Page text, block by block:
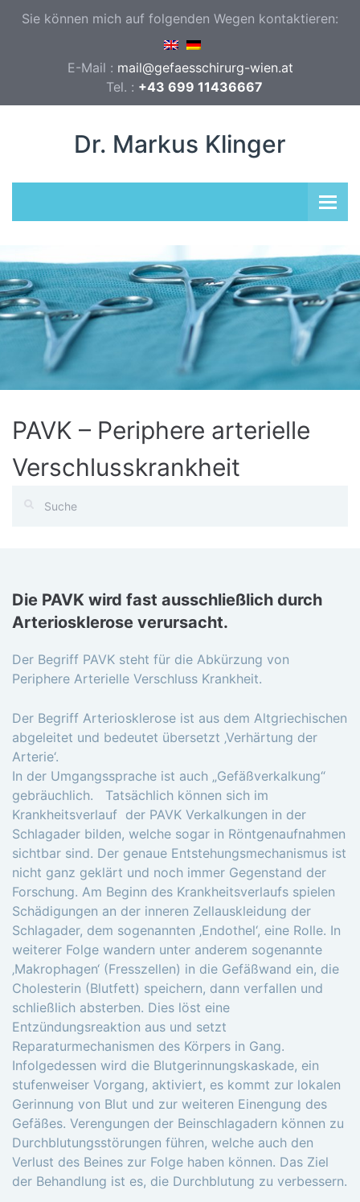
Sie können mich auf folgenden Wegen kontaktieren:
E-Mail : mail@gefaesschirurg-wien.at
Tel. : +43 699 11436667
Dr. Markus Klinger
PAVK – Periphere arterielle
Verschlusskrankheit
Die PAVK wird fast ausschließlich durch
Arteriosklerose verursacht.
Der Begriff PAVK steht für die Abkürzung von
Periphere Arterielle Verschluss Krankheit.
Der Begriff Arteriosklerose ist aus dem Altgriechischen
abgeleitet und bedeutet übersetzt ‚Verhärtung der
Arterie‘.
In der Umgangssprache ist auch „Gefäßverkalkung“
gebräuchlich. Tatsächlich können sich im
Krankheitsverlauf der PAVK Verkalkungen in der
Schlagader bilden, welche sogar in Röntgenaufnahmen
sichtbar sind. Der genaue Entstehungsmechanismus ist
nicht ganz geklärt und noch immer Gegenstand der
Forschung. Am Beginn des Krankheitsverlaufs spielen
Schädigungen an der inneren Zellauskleidung der
Schlagader, dem sogenannten ‚Endothel‘, eine Rolle. In
weiterer Folge wandern unter anderem sogenannte
‚Makrophagen‘ (Fresszellen) in die Gefäßwand ein, die
Cholesterin (Blutfett) speichern, dann verfallen und
schließlich absterben. Dies löst eine
Entzündungsreaktion aus und setzt
Reparaturmechanismen des Körpers in Gang.
Infolgedessen wird die Blutgerinnungskaskade, ein
stufenweiser Vorgang, aktiviert, es kommt zur lokalen
Gerinnung von Blut und zur weiteren Einengung des
Gefäßes. Verengungen der Beinschlagadern können zu
Durchblutungsstörungen führen, welche auch den
Verlust des Beines zur Folge haben können. Das Ziel
der Behandlung ist es, die Durchblutung zu verbessern.